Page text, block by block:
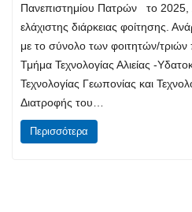
Πανεπιστημίου Πατρών το
ελάχιστης διάρκειας φοίτησης.
με το σύνολο των φοιτητών/
Τμήμα Τεχνολογίας Αλιείας -
Τεχνολογίας Γεωπονίας και
Διατροφής του…
Περισσότερα